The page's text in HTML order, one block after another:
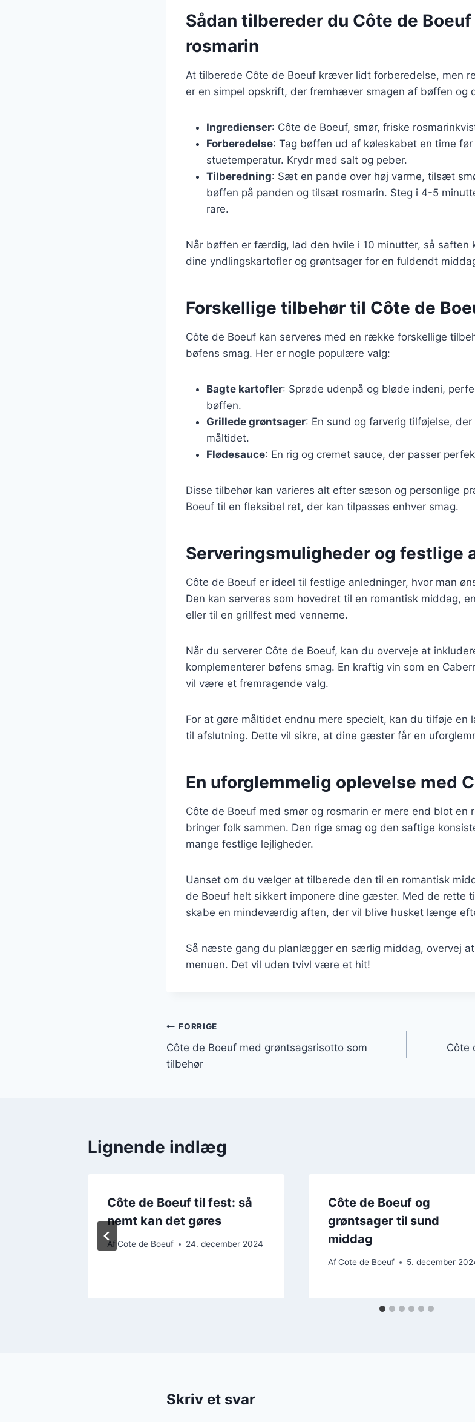
Sådan tilbereder du Côte de
rosmarin
At tilberede Côte de Boeuf kræver lidt forberedelse, men
er en simpel opskrift, der fremhæver smagen af bøffen og
Ingredienser: Côte de Boeuf, smør, friske
Forberedelse: Tag bøffen ud af køleskabet en time
stuetemperatur. Krydr med salt og peber.
Tilberedning: Sæt en pande over høj varme, tilsæt
bøffen på panden og tilsæt rosmarin. Steg i 4-5
rare.
Når bøffen er færdig, lad den hvile i 10 minutter, så saften
dine yndlingskartofler og grøntsager for en fuldendt
Forskellige tilbehør til Côte de
Côte de Boeuf kan serveres med en række forskellige
bøfens smag. Her er nogle populære valg:
Bagte kartofler: Sprøde udenpå og bløde indeni,
bøffen.
Grillede grøntsager: En sund og farverig tilføjelse,
måltidet.
Flødesauce: En rig og cremet sauce, der passer
Disse tilbehør kan varieres alt efter sæson og personlige
Boeuf til en fleksibel ret, der kan tilpasses enhver smag.
Serveringsmuligheder og festlige
Côte de Boeuf er ideel til festlige anledninger, hvor man
Den kan serveres som hovedret til en romantisk middag,
eller til en grillfest med vennerne.
Når du serverer Côte de Boeuf, kan du overveje at
komplementerer bøfens smag. En kraftig vin som en
vil være et fremragende valg.
For at gøre måltidet endnu mere specielt, kan du tilføje
til afslutning. Dette vil sikre, at dine gæster får en
En uforglemmelig oplevelse med
Côte de Boeuf med smør og rosmarin er mere end blot en
bringer folk sammen. Den rige smag og den saftige
mange festlige lejligheder.
Uanset om du vælger at tilberede den til en romantisk
de Boeuf helt sikkert imponere dine gæster. Med de rette
skabe en mindeværdig aften, der vil blive husket længe
Så næste gang du planlægger en særlig middag, overvej
menuen. Det vil uden tvivl være et hit!
Indlægsnavigation
FORRIGE
Côte de Boeuf med grøntsagsrisotto som
tilbehør
Côte
Lignende indlæg
Côte de Boeuf til fest: så
nemt kan det gøres
AfCote de Boeuf 24. december 2024
Côte de Boeuf og
grøntsager til sund
middag
Af Cote de Boeuf 5. december
Skriv et svar